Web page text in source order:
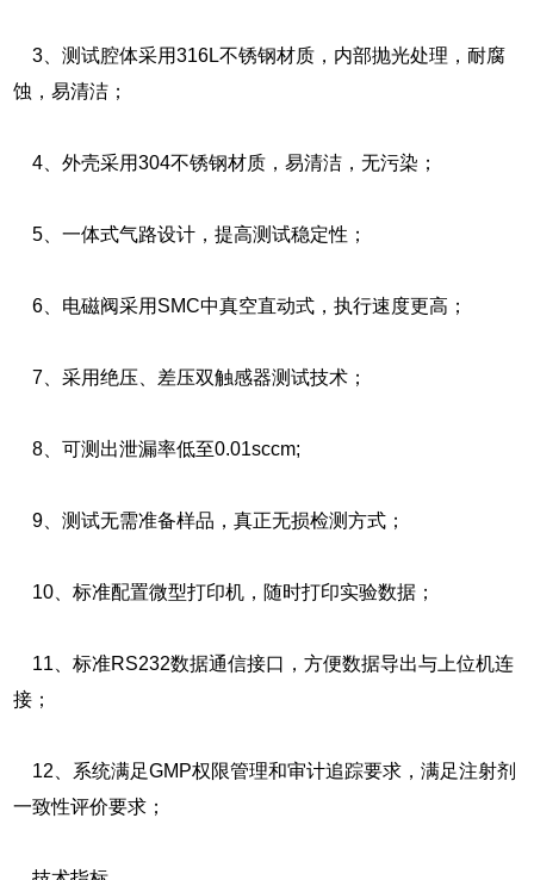
3、测试腔体采用316L不锈钢材质，内部抛光处理，耐腐
蚀，易清洁；
4、外壳采用304不锈钢材质，易清洁，无污染；
5、一体式气路设计，提高测试稳定性；
6、电磁阀采用SMC中真空直动式，执行速度更高；
7、采用绝压、差压双触感器测试技术；
8、可测出泄漏率低至0.01sccm;
9、测试无需准备样品，真正无损检测方式；
10、标准配置微型打印机，随时打印实验数据；
11、标准RS232数据通信接口，方便数据导出与上位机连
接；
12、系统满足GMP权限管理和审计追踪要求，满足注射剂
一致性评价要求；